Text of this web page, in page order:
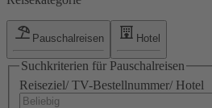
Pauschalreisen Hotel
Suchkriterien für Pauschalreisen
Reiseziel/ TV-Bestellnummer/ Hotel